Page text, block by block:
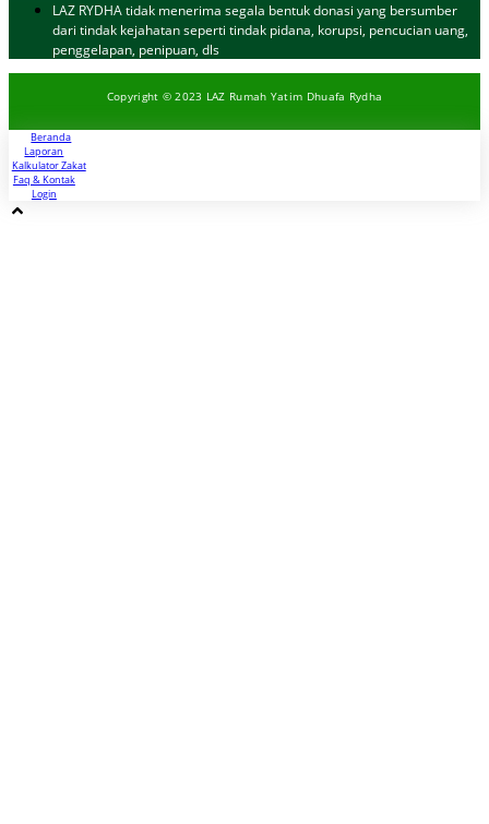
LAZ RYDHA tidak menerima segala bentuk donasi yang bersumber
dari tindak kejahatan seperti tindak pidana, korupsi, pencucian uang,
penggelapan, penipuan, dls
Copyright © 2023 LAZ Rumah Yatim Dhuafa Rydha
Beranda
Laporan
Kalkulator Zakat
Faq & Kontak
Login